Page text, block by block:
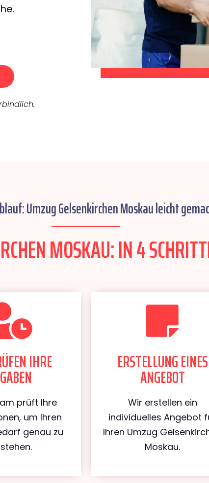
Umzug Gelsenkirchen Moskau leicht
MOSKAU: IN 4
IHRE
prüft Ihre
um Ihren
genau zu
ERSTELLUNG EINES
ANGEBOT
Wir erstellen ein
individuelles Angebot
Ihren Umzug
Moskau.